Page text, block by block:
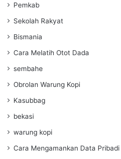
Pemkab
Sekolah Rakyat
Bismania
Cara Melatih Otot Dada
sembahe
Obrolan Warung Kopi
Kasubbag
bekasi
warung kopi
Cara Mengamankan Data Pribadi